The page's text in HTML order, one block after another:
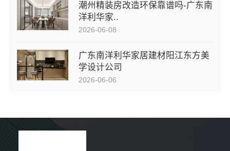
潮州精装房改造环保靠谱吗-广东南
洋利华家..
2026-06-08
广东南洋利华家居建材阳江东方美
学设计公司
2026-06-06